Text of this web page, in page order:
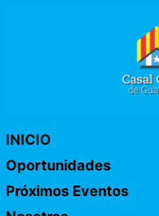
INICIO
Oportunidades
Próximos Eventos